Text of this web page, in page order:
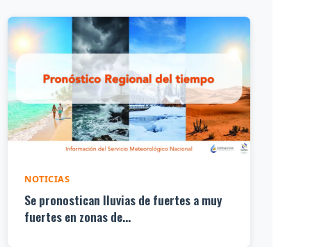
NOTICIAS
Se pronostican lluvias de fuertes a muy
fuertes en zonas de...